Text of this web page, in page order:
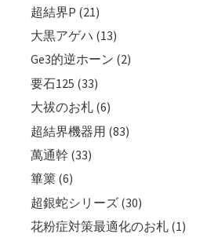
超結界P (21)
大黒アゲハ (13)
Ge3的逆ホーン (2)
要石125 (33)
大祓のお札 (6)
超結界機器用 (83)
萬通幹 (33)
篳篥 (6)
超銀蛇シリーズ (30)
花粉症対策最適化のお札 (1)